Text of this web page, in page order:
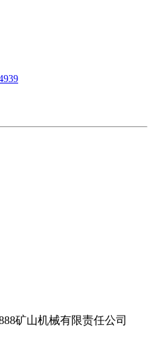
矿山机械有限责任公司